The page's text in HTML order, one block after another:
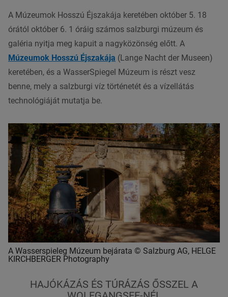
A Múzeumok Hosszú Éjszakája keretében október 5. 18
órától október 6. 1 óráig számos salzburgi múzeum és
galéria nyitja meg kapuit a nagyközönség előtt. A
Múzeumok Hosszú Éjszakája (Lange Nacht der Museen)
keretében, és a WasserSpiegel Múzeum is részt vesz
benne, mely a salzburgi víz történetét és a vízellátás
technológiáját mutatja be.
A Wasserspieleg Múzeum bejárata © Salzburg AG, HELGE
KIRCHBERGER Photography
HAJÓKÁZÁS ÉS TÚRÁZÁS ŐSSZEL A